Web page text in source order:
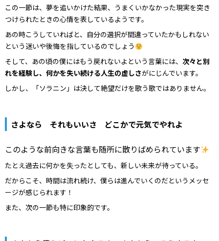
この一節は、夢を追いかけた結果、うまくいかなかった現実を突き
つけられたときの心情を表しているようです。
あの時こうしていればと、自分の選択が間違っていたかもしれない
という迷いや後悔を指しているのでしょう
そして、あの頃の僕にはもう戻れないよという言葉には、 次々と別
れを経験し、何かを失い続ける人生の虚しさがにじんでいます。
しかし、「ソラニン」は決して絶望だけを歌う歌ではありません。
さよなら それもいいさ どこかで元気でやれよ
このような前向きな言葉も随所に散りばめられています
たとえ過去に何かを失ったとしても、新しい未来が待っている。
だからこそ、時間は流れ続け、僕らは進んでいくのだというメッセ
ージが感じられます！
また、次の一節も特に印象的です。